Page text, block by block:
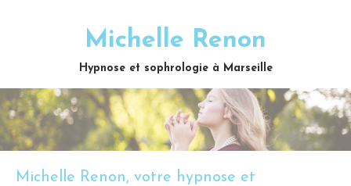
Michelle Renon
Hypnose et sophrologie à Marseille
Michelle Renon, votre hypnose et